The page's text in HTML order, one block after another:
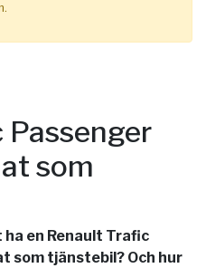
Passenger
som
en Renault Trafic
som tjänstebil? Och hur